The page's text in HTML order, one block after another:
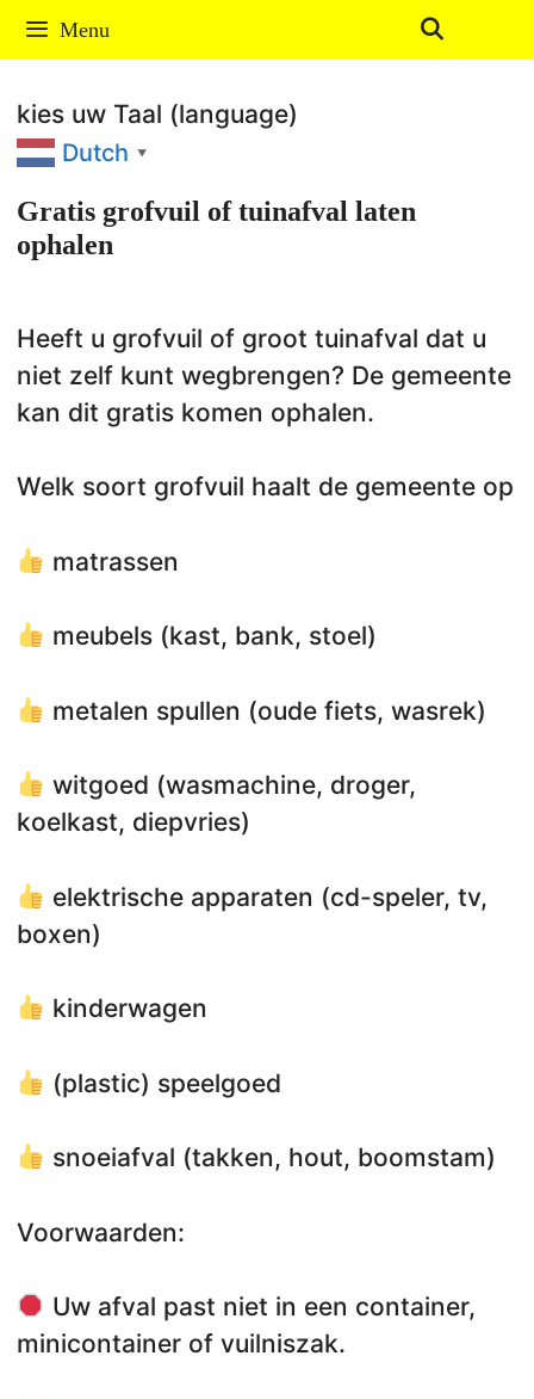
Ga
naar
inhoud
Menu
kies uw Taal (language)
Dutch ▼
Gratis grofvuil of tuinafval laten
ophalen
Heeft u grofvuil of groot tuinafval dat u
niet zelf kunt wegbrengen? De gemeente
kan dit gratis komen ophalen.
Welk soort grofvuil haalt de gemeente op
matrassen
meubels (kast, bank, stoel)
metalen spullen (oude fiets, wasrek)
witgoed (wasmachine, droger,
koelkast, diepvries)
elektrische apparaten (cd-speler, tv,
boxen)
kinderwagen
(plastic) speelgoed
snoeiafval (takken, hout, boomstam)
Voorwaarden:
Uw afval past niet in een container,
minicontainer of vuilniszak.